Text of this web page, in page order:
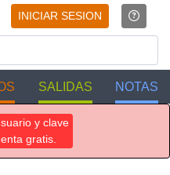
INICIAR SESION
SALIDAS NOTAS
y clave
gratis.